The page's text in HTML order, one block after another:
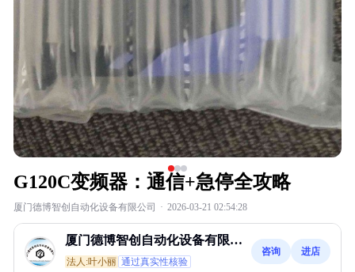
G120C变频器：通信+急停全攻略
厦门德博智创自动化设备有限公司 · 2026-03-21 02:54:28
厦门德博智创自动化设备有限公
司
法人:叶小丽 通过真实性核验
咨询 进店